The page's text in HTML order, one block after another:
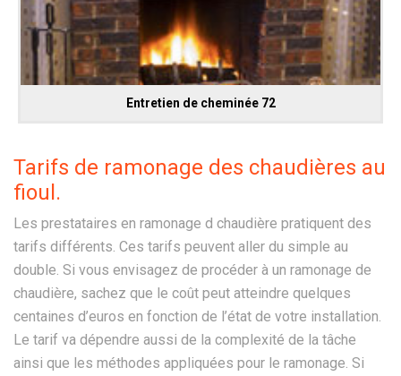
Entretien de cheminée 72
Tarifs de ramonage des chaudières au
fioul.
Les prestataires en ramonage d chaudière pratiquent des
tarifs différents. Ces tarifs peuvent aller du simple au
double. Si vous envisagez de procéder à un ramonage de
chaudière, sachez que le coût peut atteindre quelques
centaines d’euros en fonction de l’état de votre installation.
Le tarif va dépendre aussi de la complexité de la tâche
ainsi que les méthodes appliquées pour le ramonage. Si